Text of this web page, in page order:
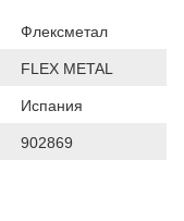
Флексметал
FLEX METAL
Испания
902869